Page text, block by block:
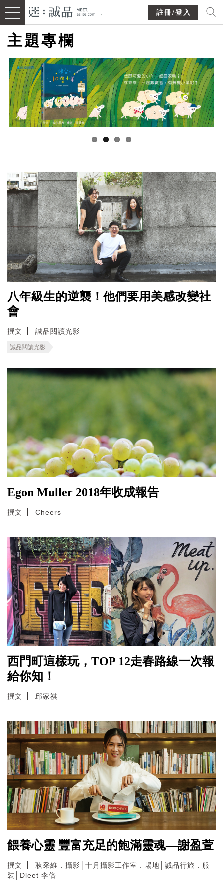
註冊/登入
主題專欄
八年級生的逆襲！他們要用美感改變社
會
撰文 誠品閱讀光影
誠品閱讀光影
Egon Muller 2018年收成報告
撰文 Cheers
西門町這樣玩，TOP 12走春路線一次報
給你知！
撰文 邱家祺
餵養心靈 豐富充足的飽滿靈魂—謝盈萱
撰文
耿采維．攝影│十月攝影工作室．場地│誠品行旅．服
裝│Dleet 李倍